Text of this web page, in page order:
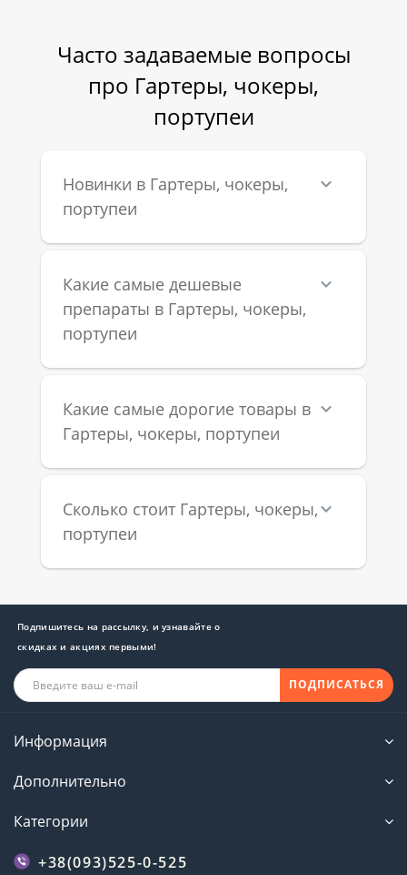
Часто задаваемые вопросы
про Гартеры, чокеры,
портупеи
Новинки в Гартеры, чокеры,
портупеи
Какие самые дешевые
препараты в Гартеры, чокеры,
портупеи
Какие самые дорогие товары в
Гартеры, чокеры, портупеи
Сколько стоит Гартеры, чокеры,
портупеи
Подпишитесь на рассылку, и узнавайте о
скидках и акциях первыми!
ПОДПИСАТЬСЯ
Информация
Дополнительно
Категории
+38(093)525-0-525